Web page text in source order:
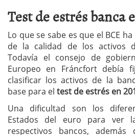
Test de estrés banca
Lo que se sabe es que el BCE
de la calidad de los activos
Todavía el consejo de
Europeo en Fráncfort debía
clasificar los activos de la
base para el test de estrés en
Una dificultad son los
Estados del euro para ver
respectivos bancos,